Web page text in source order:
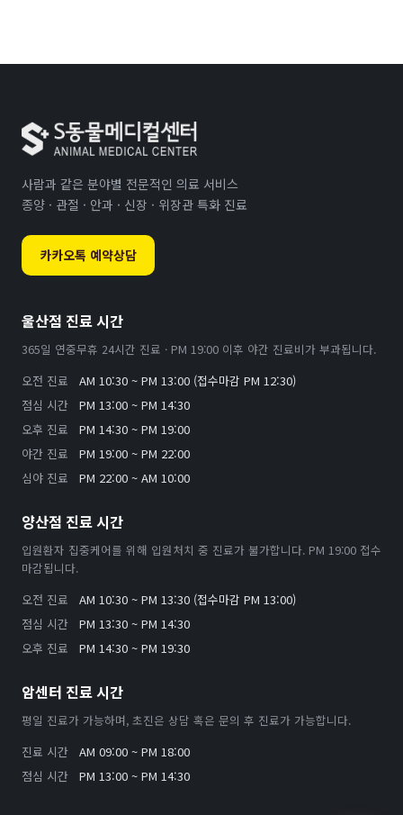
사람과 같은 분야별 전문적인 의료 서비스
종양 · 관절 · 안과 · 신장 · 위장관 특화 진료
카카오톡 예약상담
울산점 진료 시간
365일 연중무휴 24시간 진료 · PM 19:00 이후 야간 진료비가 부과됩니다.
오전 진료
AM 10:30 ~ PM 13:00 (접수마감 PM 12:30)
점심 시간
PM 13:00 ~ PM 14:30
오후 진료
PM 14:30 ~ PM 19:00
야간 진료
PM 19:00 ~ PM 22:00
심야 진료
PM 22:00 ~ AM 10:00
양산점 진료 시간
입원환자 집중케어를 위해 입원처치 중 진료가 불가합니다. PM 19:00 접수
마감됩니다.
오전 진료
AM 10:30 ~ PM 13:30 (접수마감 PM 13:00)
점심 시간
PM 13:30 ~ PM 14:30
오후 진료
PM 14:30 ~ PM 19:30
암센터 진료 시간
평일 진료가 가능하며, 초진은 상담 혹은 문의 후 진료가 가능합니다.
진료 시간
AM 09:00 ~ PM 18:00
점심 시간
PM 13:00 ~ PM 14:30